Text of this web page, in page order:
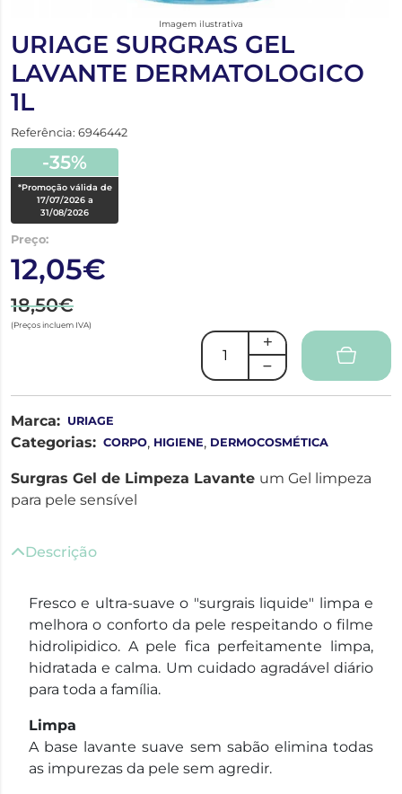
Imagem ilustrativa
URIAGE SURGRAS GEL
LAVANTE DERMATOLOGICO
1L
Referência: 6946442
-35%
*Promoção válida de
17/07/2026 a
31/08/2026
Preço:
12,05€
18,50€
(Preços incluem IVA)
Marca: URIAGE
Categorias: CORPO, HIGIENE, DERMOCOSMÉTICA
Surgras Gel de Limpeza Lavante um Gel limpeza
para pele sensível
Descrição
Fresco e ultra-suave o "surgrais liquide" limpa e
melhora o conforto da pele respeitando o filme
hidrolipidico. A pele fica perfeitamente limpa,
hidratada e calma. Um cuidado agradável diário
para toda a família.
Limpa
A base lavante suave sem sabão elimina todas
as impurezas da pele sem agredir.